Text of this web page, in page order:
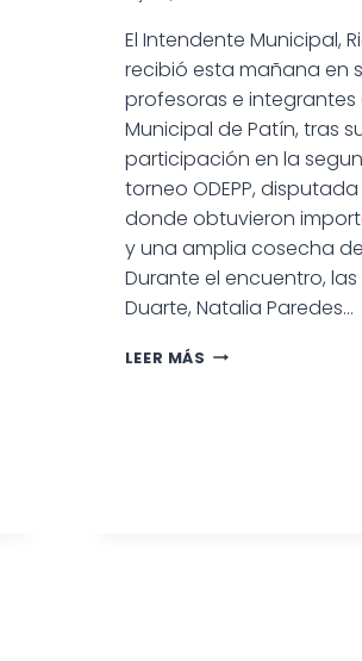
El Intendente Municipal,
recibió esta mañana en
profesoras e integrantes
Municipal de Patín, tras
participación en la
torneo ODEPP,
donde obtuvieron
y una amplia cosecha
Durante el encuentro,
Duarte, Natalia Paredes…
LEER MÁS INTENDENTE